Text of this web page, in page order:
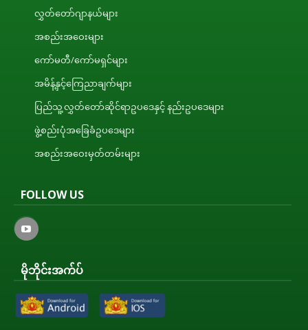
လွှတ်တော်ဂျာနယ်များ
အစည်းအဝေးများ
ကော်မတီ/ကော်မရှင်များ
အမိန့်နှင့်ကြေညာချက်များ
ပြည်သူ့လွှတ်တော်ဆိုင်ရာဥပဒေနှင့် နည်းဥပဒေများ
ဖွဲ့စည်းပုံအခြေခံဥပဒေများ
အစည်းအဝေးမှတ်တမ်းများ
FOLLOW US
မိုဘိုင်းအက်ပ်